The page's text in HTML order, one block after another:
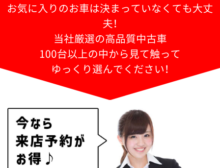
お気に入りのお車は決まっていなくても大丈
夫！
当社厳選の高品質中古車
100台以上の中から見て触って
ゆっくり選んでください！